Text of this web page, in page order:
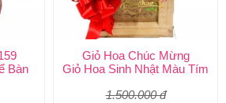
Bàn
Giỏ Hoa Chúc Mừng
Giỏ Hoa Sinh Nhật Màu Tím
1.500.000 đ